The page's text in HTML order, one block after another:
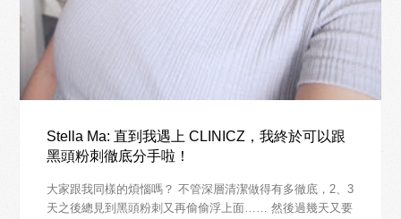
Stella Ma: 直到我遇上 CLINICZ，我終於可以跟
黑頭粉刺徹底分手啦！
大家跟我同樣的煩惱嗎？ 不管深層清潔做得有多徹底，2、3
天之後總見到黑頭粉刺又再偷偷浮上面…… 然後過幾天又要